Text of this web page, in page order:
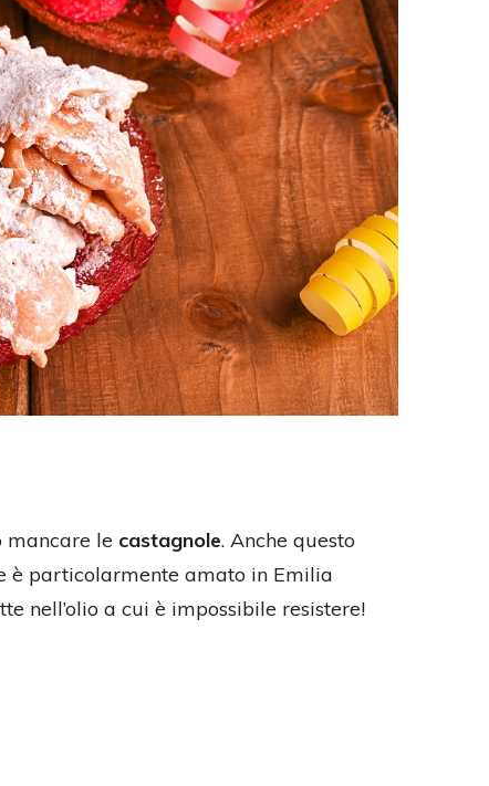
mancare le castagnole. Anche questo
è particolarmente amato in Emilia
nell’olio a cui è impossibile resistere!